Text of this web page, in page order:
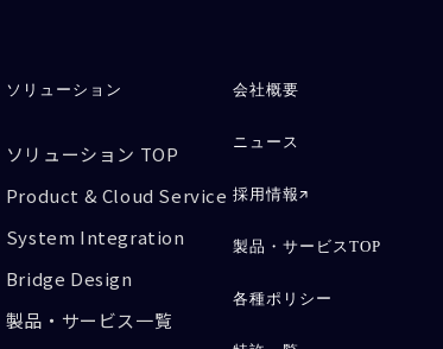
ソリューション
ソリューション TOP
Product & Cloud Service
System Integration
Bridge Design
製品・サービス一覧
会社概要
ニュース
採用情報
製品・サービスTOP
各種ポリシー